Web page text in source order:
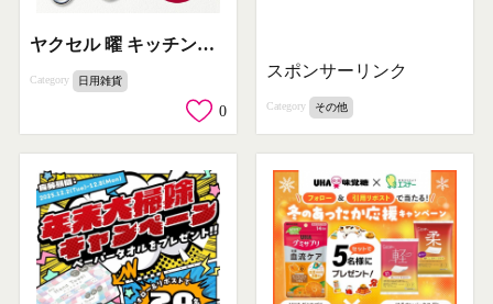
ヤクセル 曜 キッチンハサミ プレゼントキャンペーン
Category 日用雑貨
0
スポンサーリンク
Category その他